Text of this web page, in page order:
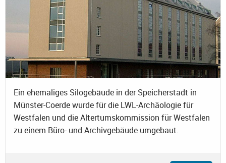
Ein ehemaliges Silogebäude in der Speicherstadt in
Münster-Coerde wurde für die LWL-Archäologie für
Westfalen und die Altertumskommission für Westfalen
zu einem Büro- und Archivgebäude umgebaut.